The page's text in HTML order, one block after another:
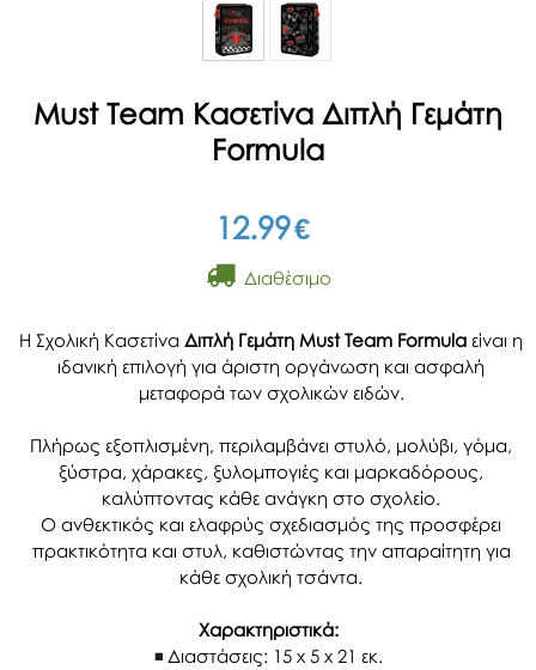
Must Team Κασετίνα Διπλή Γεμάτη
Formula
12.99€
Διαθέσιμο
Η Σχολική Κασετίνα Διπλή Γεμάτη Must Team Formula είναι η
ιδανική επιλογή για άριστη οργάνωση και ασφαλή
μεταφορά των σχολικών ειδών.
Πλήρως εξοπλισμένη, περιλαμβάνει στυλό, μολύβι, γόμα,
ξύστρα, χάρακες, ξυλομπογιές και μαρκαδόρους,
καλύπτοντας κάθε ανάγκη στο σχολείο.
Ο ανθεκτικός και ελαφρύς σχεδιασμός της προσφέρει
πρακτικότητα και στυλ, καθιστώντας την απαραίτητη για
κάθε σχολική τσάντα.
Χαρακτηριστικά:
Διαστάσεις: 15 x 5 x 21 εκ.